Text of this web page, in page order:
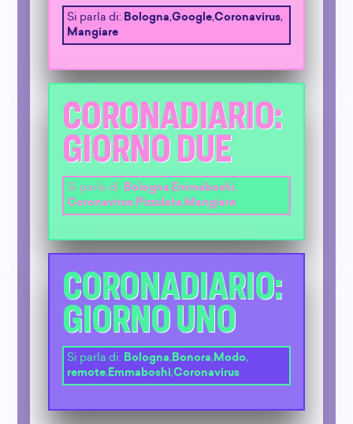
Si parla di: Bologna,Google,Coronavirus,
Mangiare
CORONADIARIO:
GIORNO DUE
Si parla di: Bologna, Emmaboshi,
Coronavirus, Pizzulata, Mangiare
CORONADIARIO:
GIORNO UNO
Si parla di: Bologna,Bonora,Modo,
remote,Emmaboshi,Coronavirus